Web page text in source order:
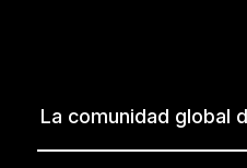
La comunidad global